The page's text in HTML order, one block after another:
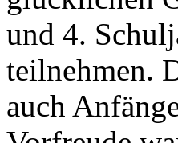
und 4.
teilnehmen.
auch